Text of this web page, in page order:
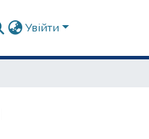
Увійти